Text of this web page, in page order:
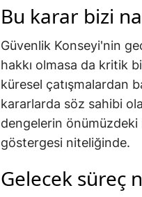
Bu karar bizi
Güvenlik Konseyi'nin
hakkı olmasa da kritik
küresel çatışmalardan
kararlarda söz sahibi
dengelerin önümüzdeki
göstergesi niteliğinde.
Gelecek süreç